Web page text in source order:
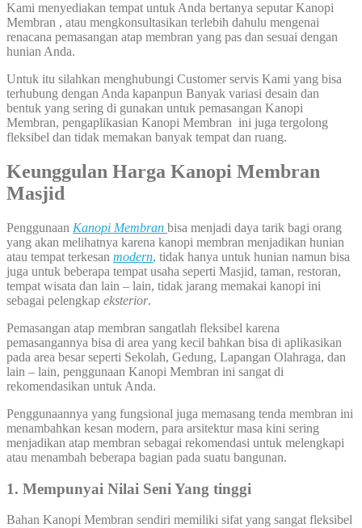
Kami menyediakan tempat untuk Anda bertanya seputar Kanopi
Membran , atau mengkonsultasikan terlebih dahulu mengenai
renacana pemasangan atap membran yang pas dan sesuai dengan
hunian Anda.
Untuk itu silahkan menghubungi Customer servis Kami yang bisa
terhubung dengan Anda kapanpun Banyak variasi desain dan
bentuk yang sering di gunakan untuk pemasangan Kanopi
Membran, pengaplikasian Kanopi Membran ini juga tergolong
fleksibel dan tidak memakan banyak tempat dan ruang.
Keunggulan Harga Kanopi Membran
Masjid
Penggunaan Kanopi Membran bisa menjadi daya tarik bagi orang
yang akan melihatnya karena kanopi membran menjadikan hunian
atau tempat terkesan modern, tidak hanya untuk hunian namun bisa
juga untuk beberapa tempat usaha seperti Masjid, taman, restoran,
tempat wisata dan lain – lain, tidak jarang memakai kanopi ini
sebagai pelengkap eksterior.
Pemasangan atap membran sangatlah fleksibel karena
pemasangannya bisa di area yang kecil bahkan bisa di aplikasikan
pada area besar seperti Sekolah, Gedung, Lapangan Olahraga, dan
lain – lain, penggunaan Kanopi Membran ini sangat di
rekomendasikan untuk Anda.
Penggunaannya yang fungsional juga memasang tenda membran ini
menambahkan kesan modern, para arsitektur masa kini sering
menjadikan atap membran sebagai rekomendasi untuk melengkapi
atau menambah beberapa bagian pada suatu bangunan.
1. Mempunyai Nilai Seni Yang tinggi
Bahan Kanopi Membran sendiri memiliki sifat yang sangat fleksibel